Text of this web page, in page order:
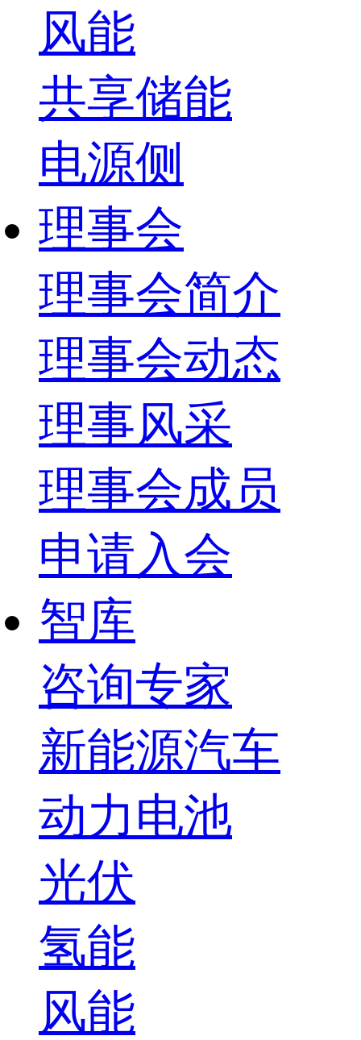
风能
共享储能
电源侧
理事会
理事会简介
理事会动态
理事风采
理事会成员
申请入会
智库
咨询专家
新能源汽车
动力电池
光伏
氢能
风能